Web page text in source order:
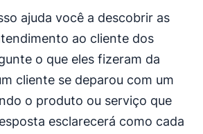
ajuda você a descobrir as
ao cliente dos
o que eles fizeram da
cliente se deparou com um
o produto ou serviço que
esclarecerá como cada